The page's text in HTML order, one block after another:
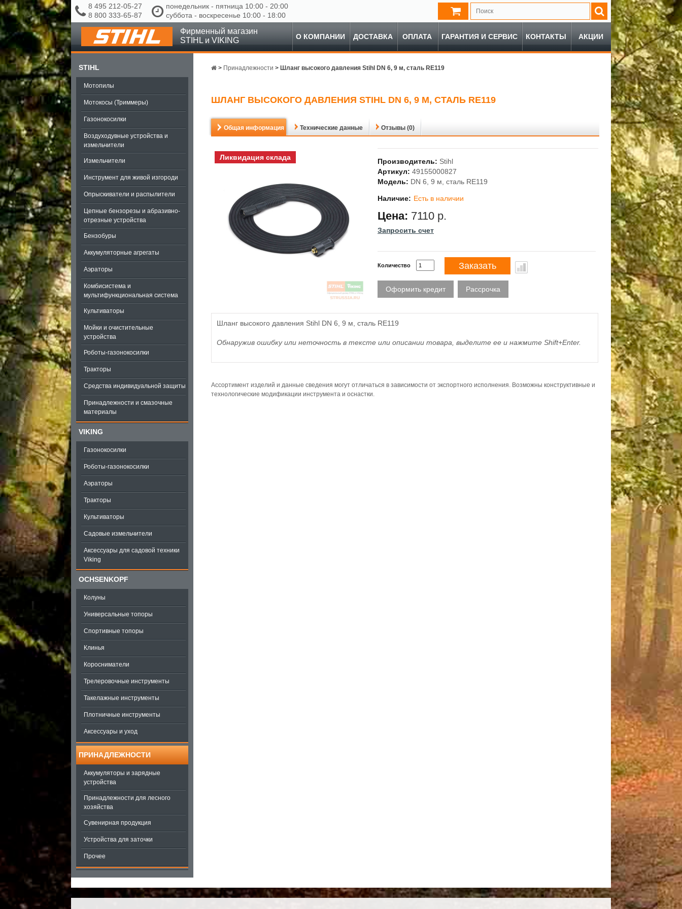
8 495 212-05-27
8 800 333-65-87
понедельник - пятница 10:00 - 20:00
суббота - воскресенье 10:00 - 18:00
Фирменный магазин
STIHL и VIKING
О КОМПАНИИ ДОСТАВКА ОПЛАТА ГАРАНТИЯ И СЕРВИС КОНТАКТЫ АКЦИИ
STIHL
Мотопилы
Мотокосы (Триммеры)
Газонокосилки
Воздуходувные устройства и
измельчители
Измельчители
Инструмент для живой изгороди
Опрыскиватели и распылители
Цепные бензорезы и абразивно-
отрезные устройства
Бензобуры
Аккумуляторные агрегаты
Аэраторы
Комбисистема и
мультифункциональная система
Культиваторы
Мойки и очистительные
устройства
Роботы-газонокосилки
Тракторы
Средства индивидуальной защиты
Принадлежности и смазочные
материалы
VIKING
Газонокосилки
Роботы-газонокосилки
Аэраторы
Тракторы
Культиваторы
Садовые измельчители
Аксессуары для садовой техники
Viking
OCHSENKOPF
Колуны
Универсальные топоры
Спортивные топоры
Клинья
Коросниматели
Трелеровочные инструменты
Такелажные инструменты
Плотничные инструменты
Аксессуары и уход
ПРИНАДЛЕЖНОСТИ
Аккумуляторы и зарядные
устройства
Принадлежности для лесного
хозяйства
Сувенирная продукция
Устройства для заточки
Прочее
> Принадлежности > Шланг высокого давления Stihl DN 6, 9 м, сталь RE119
ШЛАНГ ВЫСОКОГО ДАВЛЕНИЯ STIHL DN 6, 9 М, СТАЛЬ RE119
Общая информация Технические данные Отзывы (0)
Ликвидация склада Производитель: Stihl
Артикул: 49155000827
Модель: DN 6, 9 м, сталь RE119
Наличие: Есть в наличии
Цена: 7110 р.
Запросить счет
Количество Заказать
Оформить кредит Рассрочка
Шланг высокого давления Stihl DN 6, 9 м, сталь RE119
Обнаружив ошибку или неточность в тексте или описании товара, выделите ее и нажмите Shift+Enter.
Ассортимент изделий и данные сведения могут отличаться в зависимости от экспортного исполнения. Возможны конструктивные и
технологические модификации инструмента и оснастки.